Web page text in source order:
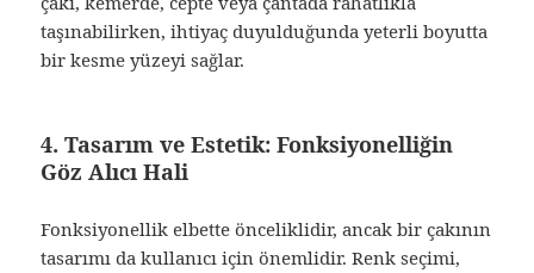
taşınabilirken, ihtiyaç duyulduğunda yeterli boyutta
bir kesme yüzeyi sağlar.
4. Tasarım ve Estetik: Fonksiyonelliğin
Göz Alıcı Hali
Fonksiyonellik elbette önceliklidir, ancak bir çakının
tasarımı da kullanıcı için önemlidir. Renk seçimi,